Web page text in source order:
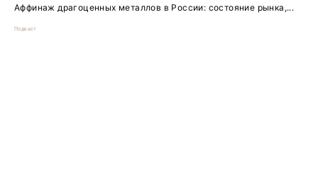
Аффинаж драгоценных металлов в России: состояние рынка,...
Подкаст